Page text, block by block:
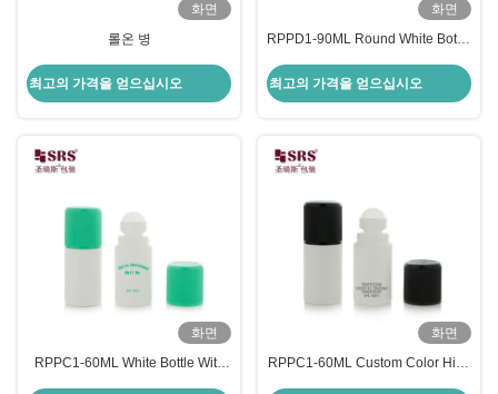
화면
롤온 병
최고의 가격을 얻으십시오
화면
RPPD1-90ML Round White Bottle
Double Wall High End Roll On
Bottle
최고의 가격을 얻으십시오
화면
RPPC1-60ML White Bottle With
화면
RPPC1-60ML Custom Color High